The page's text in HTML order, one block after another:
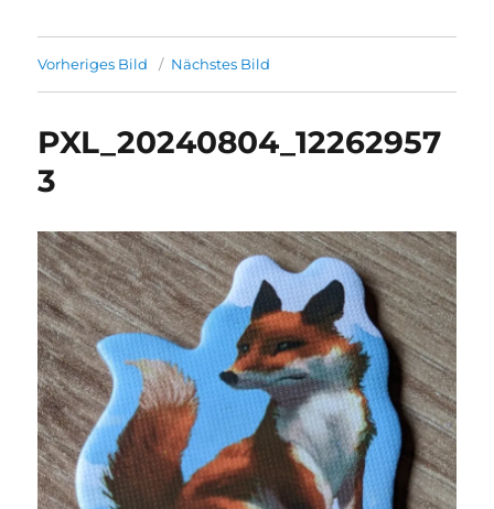
Vorheriges Bild Nächstes Bild
PXL_20240804_12262957
3